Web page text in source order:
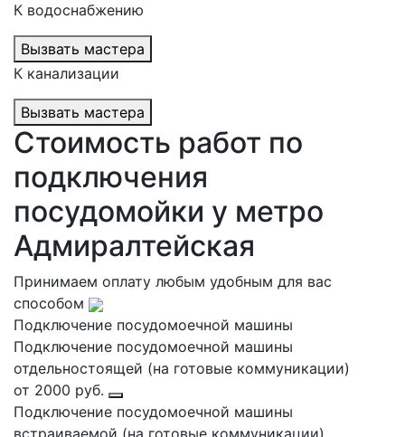
К водоснабжению
Вызвать мастера
К канализации
Вызвать мастера
Стоимость работ по
подключения
посудомойки у метро
Адмиралтейская
Принимаем оплату любым удобным для вас
способом
Подключение посудомоечной машины
Подключение посудомоечной машины
отдельностоящей (на готовые коммуникации)
от 2000 руб.
Подключение посудомоечной машины
встраиваемой (на готовые коммуникации)